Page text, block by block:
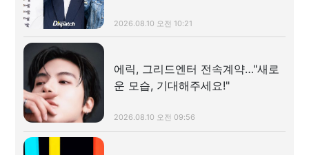
2026.08.10 오전 10:21
에릭, 그리드엔터 전속계약…"새로
운 모습, 기대해주세요!"
2026.08.10 오전 09:56